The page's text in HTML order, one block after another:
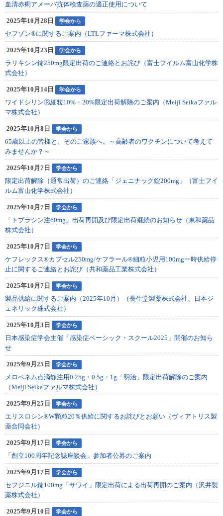
⾎清⾚痢アメーバ抗体検査薬の適正使用について
2025年10月28日 学会から
セフゾン®に関するご案内（LTLファーマ株式会社）
2025年10月23日 学会から
ラリキシン錠250mg限定出荷のご連絡とお詫び（富士フイルム富山化学株
式会社）
2025年10月14日 学会から
ワイドシリンⓇ細粒10%・20%限定出荷解除のご案内（Meiji Seikaファル
マ株式会社）
2025年10月8日 学会から
65歳以上の皆様と、そのご家族へ。～高齢者のワクチンについて考えて
みませんか？～
2025年10月7日 学会から
限定出荷解除（通常出荷）のご連絡「ジェニナック錠200mg」（富士フイ
ルム富山化学株式会社）
2025年10月7日 学会から
「トブラシン注60mg」出荷再開及び限定出荷継続のお知らせ（東和薬品
株式会社）
2025年10月7日 学会から
ケフレックス®カプセル250mg/ケフラール®細粒小児用100mg一時供給停
止に関するご連絡とお詫び（共和薬品工業株式会社）
2025年10月7日 学会から
製品供給に関するご案内（2025年10月）（長生堂製薬株式会社、日本ジ
ェネリック株式会社）
2025年10月3日 学会から
日本感染症学会主催「感染症ベーシック・スクール2025」開催のお知ら
せ
2025年9月25日 学会から
メロペネム点滴静注用0.25g・0.5g・1g「明治」限定出荷解除のご案内
（Meiji Seikaファルマ株式会社）
2025年9月25日 学会から
エリスロシン®W顆粒20％供給に関するお詫びとお願い（ヴィアトリス製
薬合同会社）
2025年9月17日 学会から
「創立100周年記念誌座談会」参加者公募のご案内
2025年9月17日 学会から
セフジニル錠100mg「サワイ」限定出荷による出荷再開のご案内（沢井製
薬株式会社）
2025年9月10日 学会から